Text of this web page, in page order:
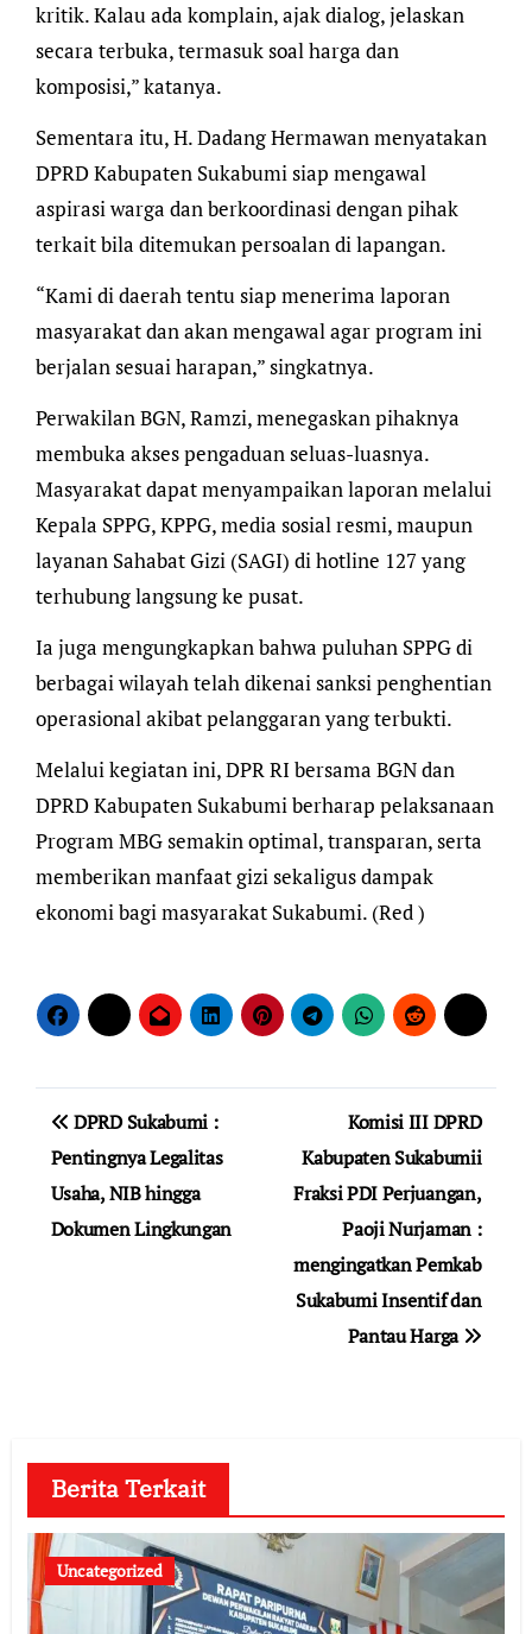
kritik. Kalau ada komplain, ajak dialog, jelaskan
secara terbuka, termasuk soal harga dan
komposisi,” katanya.
Sementara itu, H. Dadang Hermawan menyatakan
DPRD Kabupaten Sukabumi siap mengawal
aspirasi warga dan berkoordinasi dengan pihak
terkait bila ditemukan persoalan di lapangan.
“Kami di daerah tentu siap menerima laporan
masyarakat dan akan mengawal agar program ini
berjalan sesuai harapan,” singkatnya.
Perwakilan BGN, Ramzi, menegaskan pihaknya
membuka akses pengaduan seluas-luasnya.
Masyarakat dapat menyampaikan laporan melalui
Kepala SPPG, KPPG, media sosial resmi, maupun
layanan Sahabat Gizi (SAGI) di hotline 127 yang
terhubung langsung ke pusat.
Ia juga mengungkapkan bahwa puluhan SPPG di
berbagai wilayah telah dikenai sanksi penghentian
operasional akibat pelanggaran yang terbukti.
Melalui kegiatan ini, DPR RI bersama BGN dan
DPRD Kabupaten Sukabumi berharap pelaksanaan
Program MBG semakin optimal, transparan, serta
memberikan manfaat gizi sekaligus dampak
ekonomi bagi masyarakat Sukabumi. (Red )
Navigasi
pos
DPRD Sukabumi :
Pentingnya Legalitas
Usaha, NIB hingga
Dokumen Lingkungan
Komisi III DPRD
Kabupaten Sukabumii
Fraksi PDI Perjuangan,
Paoji Nurjaman :
mengingatkan Pemkab
Sukabumi Insentif dan
Pantau Harga
Berita Terkait
Uncategorized